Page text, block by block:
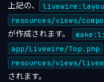
上記の、
resources/views/
が作成されます。
app/Livewire/Top.php
resources/views/
されます。